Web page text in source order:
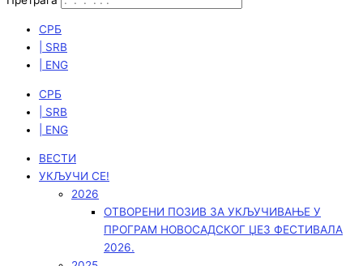
СРБ
| SRB
| ENG
СРБ
| SRB
| ENG
ВЕСТИ
УКЉУЧИ СЕ!
2026
ОТВОРЕНИ ПОЗИВ ЗА УКЉУЧИВАЊЕ У
ПРОГРАМ НОВОСАДСКОГ ЏЕЗ ФЕСТИВАЛА
2026.